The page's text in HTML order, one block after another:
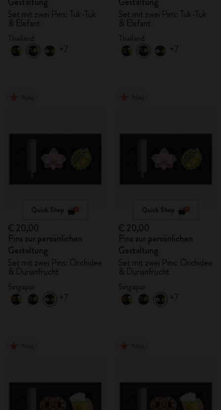
Set mit zwei Pins: Tuk-Tuk
& Elefant
+7
Set mit zwei Pins: Tuk-Tuk
& Elefant
+7
Quick Shop
€ 20,00
Pins zur persönlichen
Gestaltung
Set mit zwei Pins: Orchidee
& Durianfrucht
+7
Quick Shop
€ 20,00
Pins zur persönlichen
Gestaltung
Set mit zwei Pins: Orchidee
& Durianfrucht
+7